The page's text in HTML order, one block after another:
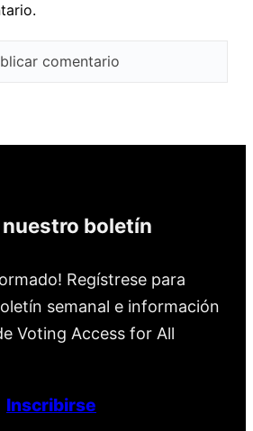
boletín
Regístrese para
semanal e información
Voting Access for All
Inscribirse